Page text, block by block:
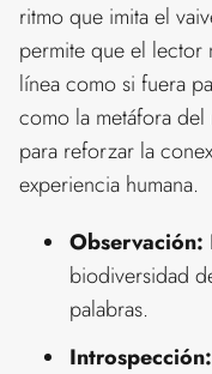
ritmo que imita el
permite que el lector
línea como si fuera
como la metáfora del
para reforzar la
experiencia humana.
Observación:
biodiversidad
palabras.
Introspección: